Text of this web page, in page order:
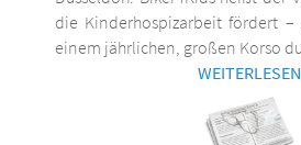
die Kinderhospizarbeit fördert
einem jährlichen, großen Korso
WEITERLESEN